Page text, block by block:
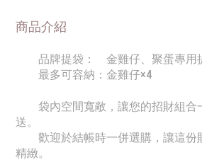
商品介紹
品牌提袋： 金雞仔、聚蛋專用
最多可容納：金雞仔×4
袋內空間寬敞 ， 讓您的招財組合
送。
歡迎於結帳時一併選購，讓這份
精緻。